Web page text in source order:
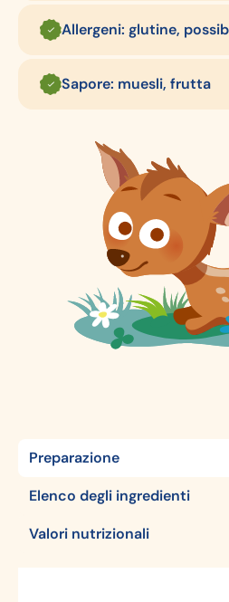
Allergeni: glutine,
Sapore: muesli, frutta
Preparazione
Elenco degli ingredienti
Valori nutrizionali